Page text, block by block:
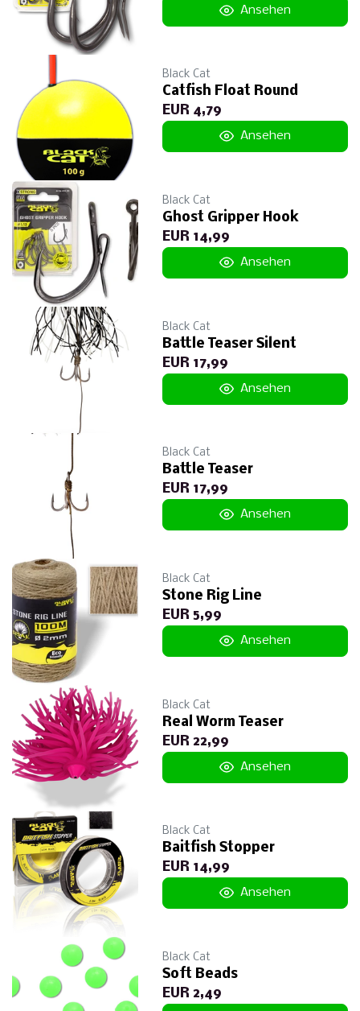
Ansehen
Black Cat
Catfish Float Round
EUR 4,79
Ansehen
Black Cat
Ghost Gripper Hook
EUR 14,99
Ansehen
Black Cat
Battle Teaser Silent
EUR 17,99
Ansehen
Black Cat
Battle Teaser
EUR 17,99
Ansehen
Black Cat
Stone Rig Line
EUR 5,99
Ansehen
Black Cat
Real Worm Teaser
EUR 22,99
Ansehen
Black Cat
Baitfish Stopper
EUR 14,99
Ansehen
Black Cat
Soft Beads
EUR 2,49